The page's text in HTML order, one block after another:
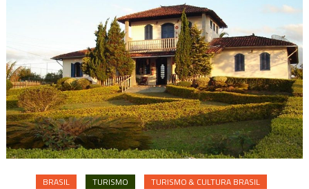
BRASIL TURISMO TURISMO & CULTURA BRASIL